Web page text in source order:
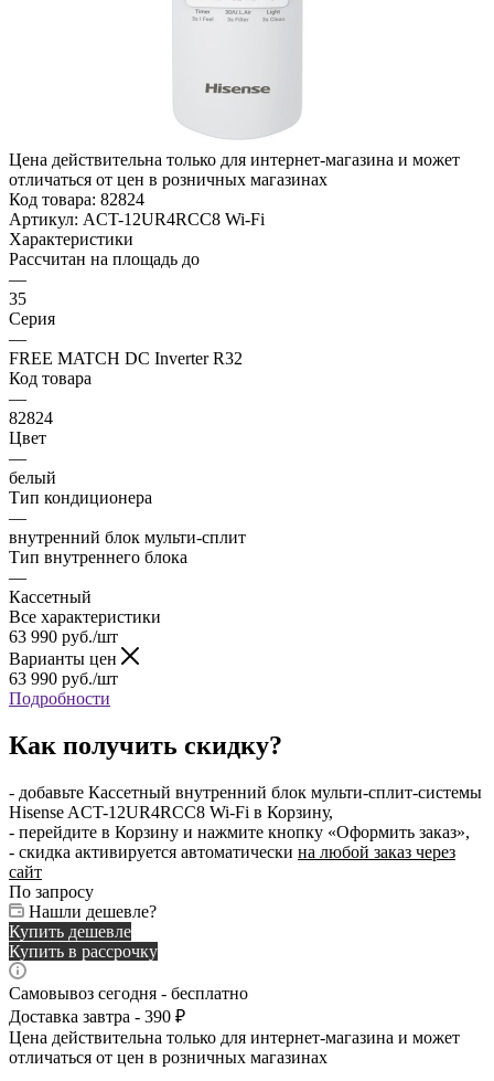
Цена действительна только для интернет-магазина и может
отличаться от цен в розничных магазинах
Код товара: 82824
Артикул: ACT-12UR4RCC8 Wi-Fi
Характеристики
Рассчитан на площадь до
—
35
Серия
—
FREE MATCH DC Inverter R32
Код товара
—
82824
Цвет
—
белый
Тип кондиционера
—
внутренний блок мульти-сплит
Тип внутреннего блока
—
Кассетный
Все характеристики
63 990 руб./шт
Варианты цен
63 990 руб./шт
Подробности
Как получить скидку?
- добавьте Кассетный внутренний блок мульти-сплит-системы
Hisense ACT-12UR4RCC8 Wi-Fi в Корзину,
- перейдите в Корзину и нажмите кнопку «Оформить заказ»,
- скидка активируется автоматически на любой заказ через
сайт
По запросу
Нашли дешевле?
Купить дешевле
Купить в рассрочку
Самовывоз сегодня - бесплатно
Доставка завтра - 390 ₽
Цена действительна только для интернет-магазина и может
отличаться от цен в розничных магазинах